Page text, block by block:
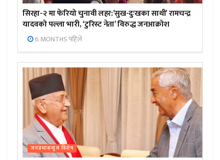
सिरहा-२ मा फेरियो चुनावी लहर:’सुख-दुःखका साथी’ रामचन्द्र
यादवको पल्ला भारी, ‘टुरिस्ट नेता’ विरुद्ध जनआक्रोश
6 MONTHS पहिले
जनप्रभाबन्युज विशेष